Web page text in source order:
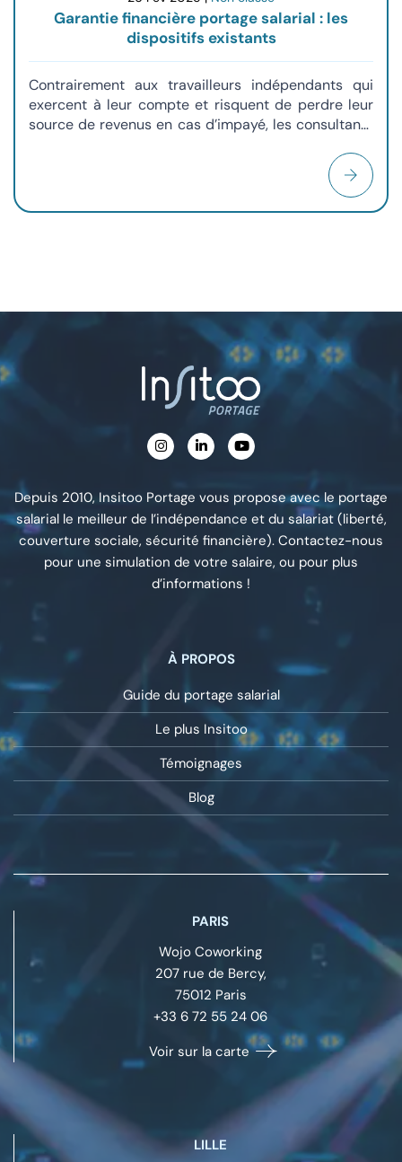
Garantie financière portage salarial : les
dispositifs existants
Contrairement aux travailleurs indépendants qui
exercent à leur compte et risquent de perdre leur
source de revenus en cas d’impayé, les consultants
Des dispositifs spécifiques garantissent en effet le
versement d’une rémunération mensuelle, quelles
que soient les circonstances. Mais encore faut-il les
Depuis 2010, Insitoo Portage vous propose avec le portage
salarial le meilleur de l’indépendance et du salariat (liberté,
couverture sociale, sécurité financière). Contactez-nous
pour une simulation de votre salaire, ou pour plus
d’informations !
À PROPOS
Guide du portage salarial
Le plus Insitoo
Témoignages
Blog
PARIS
Wojo Coworking
207 rue de Bercy,
75012 Paris
+33 6 72 55 24 06
Voir sur la carte
LILLE